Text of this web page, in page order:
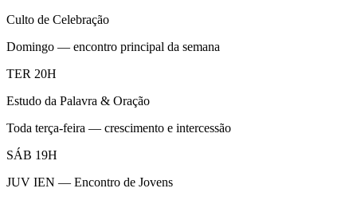
Culto de Celebração
Domingo — encontro principal da semana
TER 20H
Estudo da Palavra & Oração
Toda terça-feira — crescimento e intercessão
SÁB 19H
JUV IEN — Encontro de Jovens